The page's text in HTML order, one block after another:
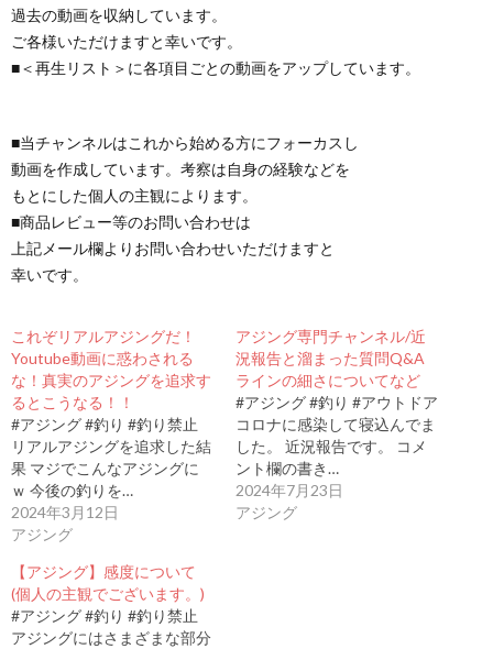
過去の動画を収納しています。
ご各様いただけますと幸いです。
■＜再生リスト＞に各項目ごとの動画をアップしています。
■当チャンネルはこれから始める方にフォーカスし
動画を作成しています。考察は自身の経験などを
もとにした個人の主観によります。
■商品レビュー等のお問い合わせは
上記メール欄よりお問い合わせいただけますと
幸いです。
これぞリアルアジングだ！
Youtube動画に惑わされる
な！真実のアジングを追求す
るとこうなる！！
#アジング #釣り #釣り禁止
リアルアジングを追求した結
果 マジでこんなアジングに
ｗ 今後の釣りを…
2024年3月12日
アジング
アジング専門チャンネル/近
況報告と溜まった質問Q&A
ラインの細さについてなど
#アジング #釣り #アウトドア
コロナに感染して寝込んでま
した。 近況報告です。 コメ
ント欄の書き…
2024年7月23日
アジング
【アジング】感度について
(個人の主観でございます。)
#アジング #釣り #釣り禁止
アジングにはさまざまな部分